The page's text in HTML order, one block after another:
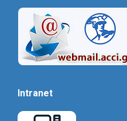
Intranet